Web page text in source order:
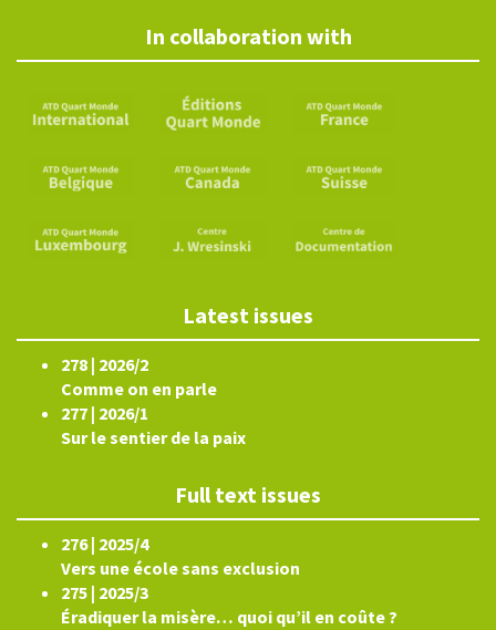
In collaboration with
Latest issues
278 | 2026/2
Comme on en parle
277 | 2026/1
Sur le sentier de la paix
Full text issues
276 | 2025/4
Vers une école sans exclusion
275 | 2025/3
Éradiquer la misère… quoi qu’il en coûte ?